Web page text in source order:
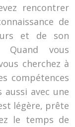
rencontrer
de
et de son
Quand vous
cherchez à
compétences
avec une
légère, prête
le temps de